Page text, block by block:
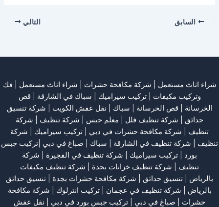
السابق التالي
شراء اثاث مستعمل شركة مكافحة حشرات شراء اثاث مستعمل
فك
وتركيب مكيفات | تركيب سيراميك | سباك في الشارقة
قص
الخرسانة | قص الخرسانة | سباك نقل عفش الكويت
شركة تنسيق
حدائق
شركة تنظيف فلل معلم جبس شركة تنظيف
شركة
تنظيف
شركة مكافحة حشرات في دبي تركيب سيراميك
شركة
تنظيف
شركة تنظيف في الشارقة | سباك | صباغ في دبي |تركيب جبس
بورد | تركيب سيراميك شركة تنظيف في الفجيرة
شركة
تنظيف
شركة تنظيف خزانات بجدة
شركة تنظيف مكيفات
بالرياض
تنسيق حدائق شركة مكافحة حشرات بجدة
تنسيق حدائق
بالرياض
شركة تنظيف في عجمان | تركيب انترلوك | شركة مكافحة
حشرات
صباغ في دبي تركيب جبس بورد في دبي نقل عفش